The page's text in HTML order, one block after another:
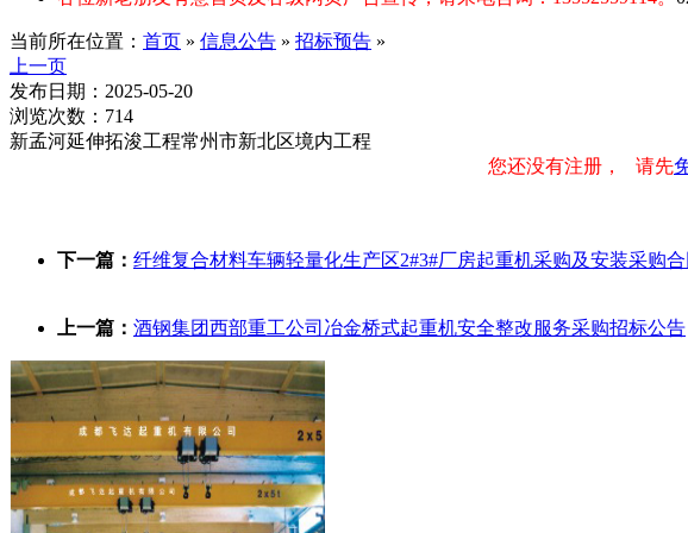
当前所在位置： 首页 » 信息公告 » 招标预告 »
上一页
发布日期：2025-05-20
浏览次数：714
新孟河延伸拓浚工程常州市新北区境内工程
您还没有注册， 请先
下一篇： 纤维复合材料车辆轻量化生产区2#3#厂房起重机采购及安装采购
上一篇： 酒钢集团西部重工公司冶金桥式起重机安全整改服务采购招标公告